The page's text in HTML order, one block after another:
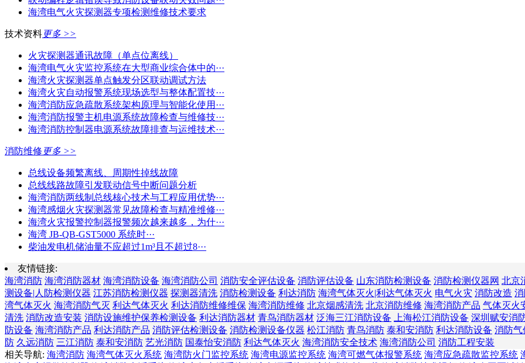
海湾电气火灾探测器专项检测维修技术要求
技术资料更多 >>
火灾探测器通讯故障（单点位离线）
海湾电气火灾监控系统在大型商业综合体中的···
海湾火灾探测器单点触发分区联动调试方法
海湾火灾自动报警系统现场选型与整体配置技···
海湾消防应急疏散系统架构原理与智能化使用···
海湾消防报警主机电源系统故障检查与维修技···
海湾消防控制器电源系统故障排查与运维技术···
消防维修 更多 >>
总线设备频繁离线、周期性掉线故障
总线线路故障引发联动信号中断问题分析
海湾消防两线制总线核心技术与工程应用优势···
海湾感烟火灾探测器常见故障检查与精准维修···
海湾火灾报警控制器报警频次越来越多，为什···
海湾 JB-QB-GST5000 系统时···
柴油发电机储油量不应超过1m³且不超过8···
友情链接:
海湾消防 海湾消防器材 海湾消防设备 海湾消防公司 消防安全评估设备 消防评估设备 山东消防检测设备 消防检测仪器网 北京
测设备|人防检测仪器 江苏消防检测仪器 探测器清洗 消防检测设备 利达消防 海湾气体灭火|利达气体灭火 电气火灾 消防改造
湾气体灭火 海湾消防气灭 利达气体灭火 利达消防维修维保 海湾消防维修 北京烟感清洗 北京消防维修 海湾消防产品 气体灭火
清洗 消防改造安装 消防设施维护保养检测设备 利达消防器材 青鸟消防器材 泛海三江消防设备 上海松江消防设备 深圳赋安消
防设备 海湾消防产品 利达消防产品 消防评估检测设备 消防检测设备仪器 松江消防 青鸟消防 泰和安消防 利达消防设备 消防气
防 久远消防 三江消防 泰和安消防 艺光消防 国泰怡安消防 利达气体灭火 海湾消防安全技术 海湾消防公司 消防工程安装
相关导航: 海湾消防 海湾气体灭火系统 海湾防火门监控系统 海湾电源监控系统 海湾可燃气体报警系统 海湾应急疏散监控系统